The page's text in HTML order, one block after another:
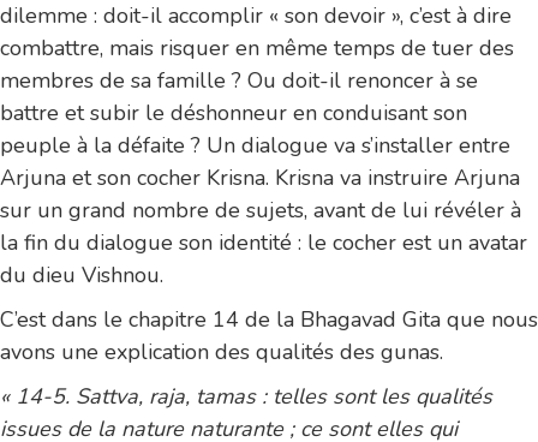
dilemme : doit-il accomplir « son devoir », c’est à dire
combattre, mais risquer en même temps de tuer des
membres de sa famille ? Ou doit-il renoncer à se
battre et subir le déshonneur en conduisant son
peuple à la défaite ? Un dialogue va s’installer entre
Arjuna et son cocher Krisna. Krisna va instruire Arjuna
sur un grand nombre de sujets, avant de lui révéler à
la fin du dialogue son identité : le cocher est un avatar
du dieu Vishnou.
C’est dans le chapitre 14 de la Bhagavad Gita que nous
avons une explication des qualités des gunas.
« 14-5. Sattva, raja, tamas : telles sont les qualités
issues de la nature naturante ; ce sont elles qui